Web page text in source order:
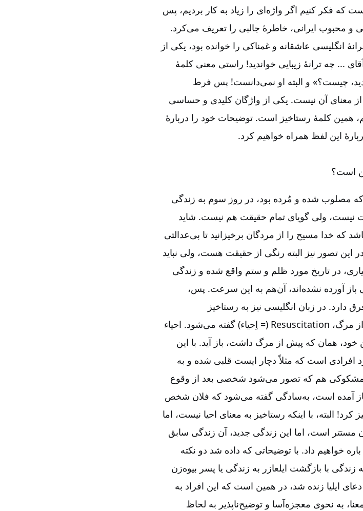
فکر کنیم اگر واژه‌‌ای را زیاد به کار بردیم، پس
و محبوب ایرانی، خاطرۀ جالبی را تعریف می‌‌کرد.
انگلیسی عاشقانه و غمناکی را خوانده بود، یکی از
... چه ترانۀ زیبایی خواندید! راستی معنی کلمۀ
چیست؟» و البته او نمی‌‌دانست! پس فرط
معنای آن نیست. یکی از واژگان کلیدی و حساسی
همین کلمۀ رستاخیز است. توضیحات خود را دربارۀ
این لفظ همراه خواهیم کرد.
است؟
مصلوب شده و مُرده بود، در روز سوم به زندگی
نیست، ولی گویای تمام حقیقت هم نیست. شاید
که خدا مسیح را از مردگان برخیزانید تا بی‌‌عدالتی
تصور نیز البته رنگی از حقیقت هست، ولی نباید
در تاریخ مورد ظلم و ستم واقع شده و زندگی
باز آورده نشده‌‌اند، آن‌‌هم به این سرعت. پس،
دارد. در زبان انگلیسی نیز به رستاخیز
مرگ، Resuscitation (= اِحیاء) گفته می‌‌شود. احیاء
همان که پیش از مرگ داشت، باز آید. با این
افرادی است که مثلاً دچار ایست قلبی شده و به
مشکوکی هم که تصور می‌‌شود شخصی بعد از وقوع
آمده است، به‌‌سادگی گفته می‌‌شود که فلان شخص
البته، با اینکه رستاخیز به معنای احیا نیست، اما
است، اما این زندگی جدید، آن زندگی سابق
خواهیم داد. با توضیحاتی که داده شد دو نکته
با بازگشت ایلعازر به زندگی یا پسر بیوه‌‌‌‌زن
دعای ایلیا زنده شد، در همین است که این افراد به
به نحوی معجزه‌‌آسا و توضیح‌‌ناپذیر به لحاظ